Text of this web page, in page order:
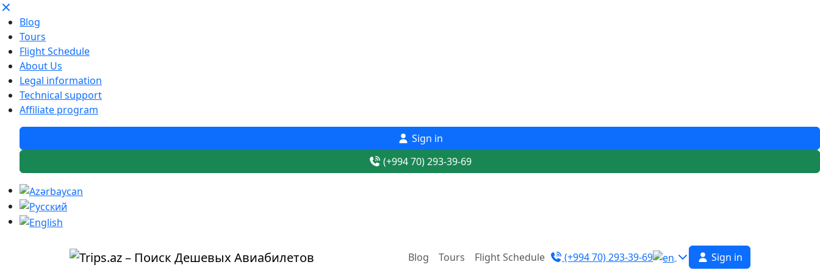
Blog
Tours
Flight Schedule
About Us
Legal information
Technical support
Affiliate program
Sign in
(+994 70) 293-39-69
Blog Tours Flight Schedule (+994 70) 293-39-69 Sign in